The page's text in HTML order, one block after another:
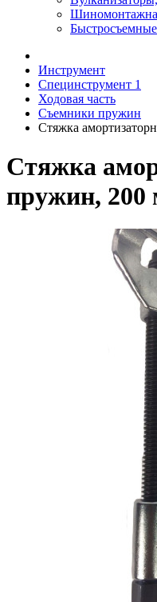
Инструмент
Специнструмент 1
Ходовая часть
Съемники пружин
Стяжка
Стяжка
пружин, 200